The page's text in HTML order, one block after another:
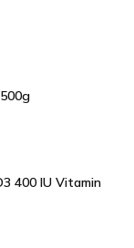
400 IU Vitamin